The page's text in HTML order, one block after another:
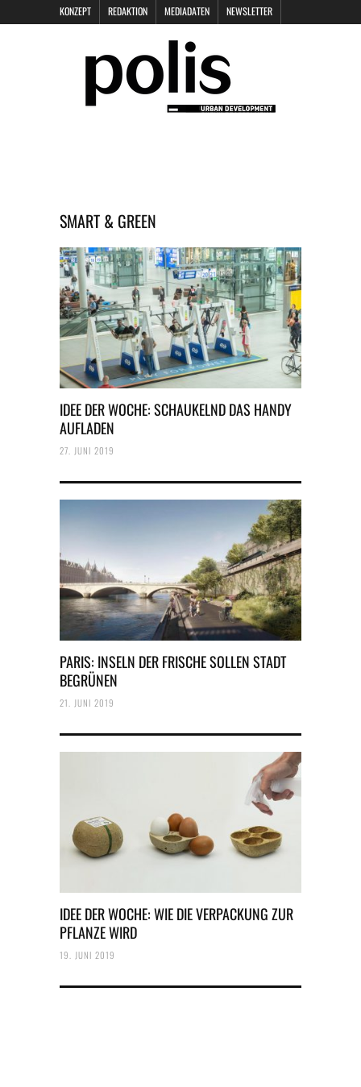
KONZEPT REDAKTION MEDIADATEN NEWSLETTER
DATENSCHUTZ
SMART & GREEN
IDEE DER WOCHE: SCHAUKELND DAS HANDY
AUFLADEN
27. JUNI 2019
PARIS: INSELN DER FRISCHE SOLLEN STADT
BEGRÜNEN
21. JUNI 2019
IDEE DER WOCHE: WIE DIE VERPACKUNG ZUR
PFLANZE WIRD
19. JUNI 2019